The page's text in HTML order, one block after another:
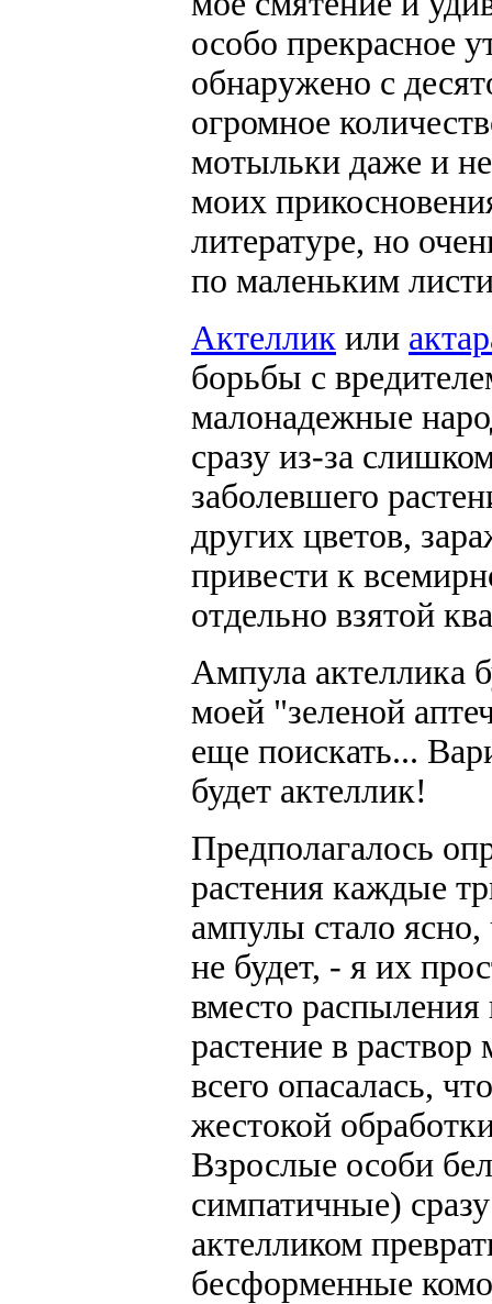
особо прекрасное
обнаружено с
огромное
мотыльки даже и
моих
литературе, но
по маленьким
Актеллик или
борьбы с
малонадежные
сразу из-за
заболевшего
других цветов,
привести к
отдельно взятой
Ампула актеллика
моей "зеленой
еще поискать...
будет актеллик!
Предполагалось
растения каждые
ампулы стало
не будет, - я их
вместо распыления
растение в
всего опасалась,
жестокой
Взрослые особи
симпатичные)
актелликом
бесформенные